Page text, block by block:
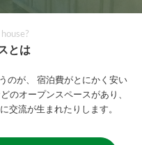
とは
のが、
宿泊費がとにかく安い
のオープンスペースがあり、
交流が生まれたりします。